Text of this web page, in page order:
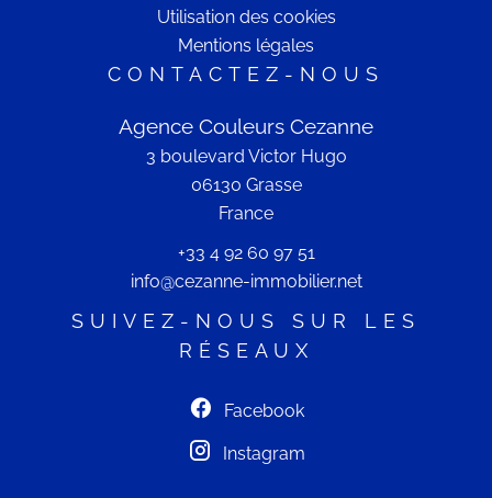
Utilisation des cookies
Mentions légales
CONTACTEZ-NOUS
Agence Couleurs Cezanne
3 boulevard Victor Hugo
06130 Grasse
France
+33 4 92 60 97 51
info@cezanne-immobilier.net
SUIVEZ-NOUS SUR LES
RÉSEAUX
Facebook
Instagram